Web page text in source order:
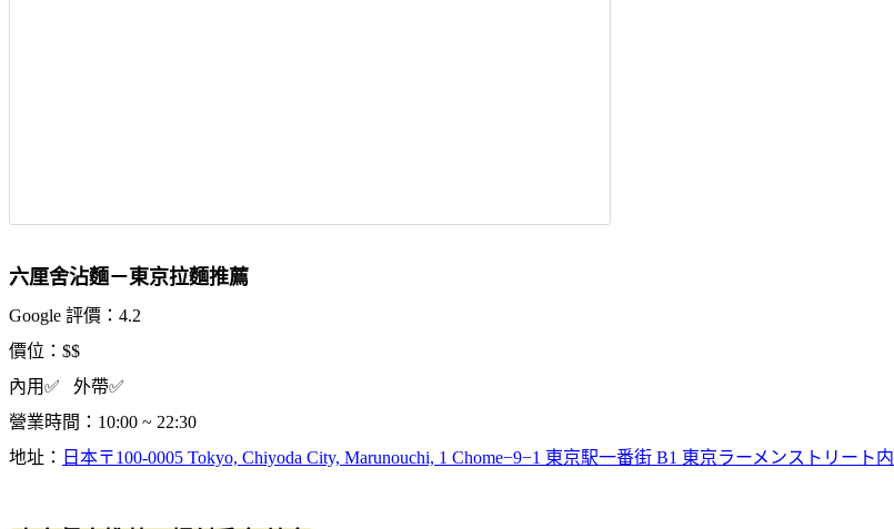
六厘舍沾麵－東京拉麵推薦
Google 評價：4.2
價位：$$
內用✅ 外帶✅
營業時間：10:00 ~ 22:30
地址： 日本〒100-0005 Tokyo, Chiyoda City, Marunouchi, 1 Chome−9−1 東京駅一番街 B1 東京ラーメンストリート内